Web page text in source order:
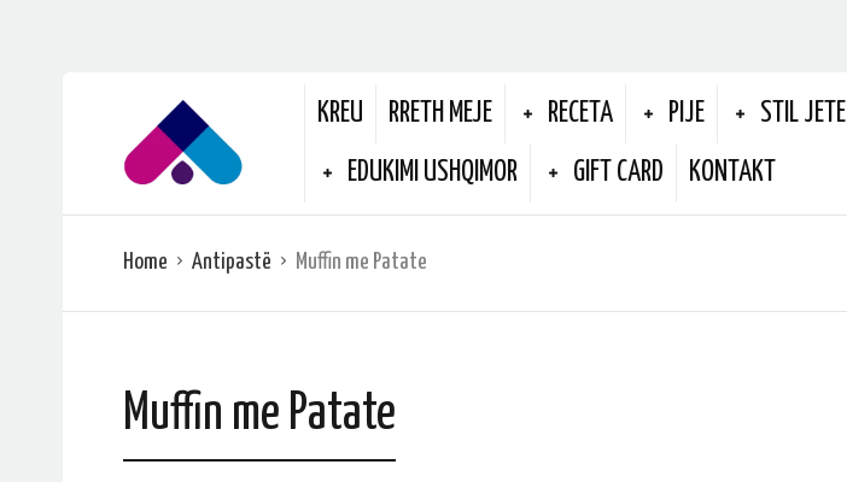
KREU RRETH MEJE RECETA PIJE STIL JETE
EDUKIMI USHQIMOR GIFT CARD KONTAKT
Home Antipastë Muffin me Patate
Muffin me Patate